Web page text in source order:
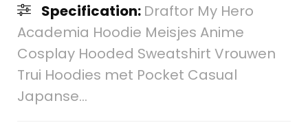
Specification: Draftor My Hero
Academia Hoodie Meisjes Anime
Cosplay Hooded Sweatshirt Vrouwen
Trui Hoodies met Pocket Casual
Japanse…